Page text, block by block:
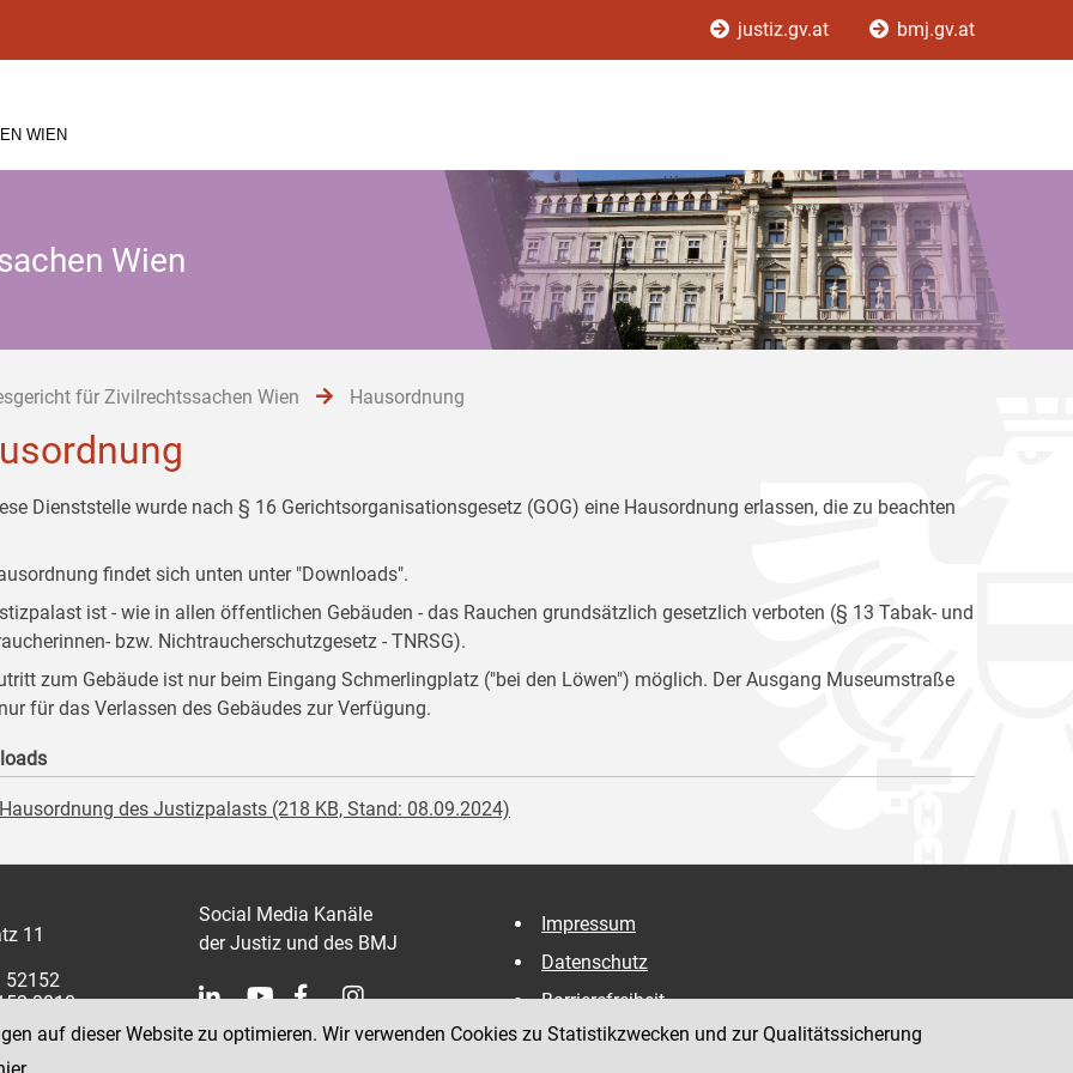
justiz.gv.at bmj.gv.at
WIEN
Wien
für Zivilrechtssachen Wien Hausordnung
Dienststelle wurde nach § 16 Gerichtsorganisationsgesetz (GOG) eine Hausordnung erlassen, die zu beachten
findet sich unten unter "Downloads".
ist - wie in allen öffentlichen Gebäuden - das Rauchen grundsätzlich gesetzlich verboten (§ 13 Tabak- und
bzw. Nichtraucherschutzgesetz - TNRSG).
zum Gebäude ist nur beim Eingang Schmerlingplatz ("bei den Löwen") möglich. Der Ausgang Museumstraße
für das Verlassen des Gebäudes zur Verfügung.
Hausordnung des Justizpalasts (218 KB, Stand: 08.09.2024)
11
52152
3810
Social Media Kanäle
der Justiz und des BMJ
Impressum
Datenschutz
Barrierefreiheit
Hinweisgeber:innenplattform (für Mitarbeiter:innen)
auf dieser Website zu optimieren. Wir verwenden Cookies zu Statistikzwecken und zur Qualitätssicherung